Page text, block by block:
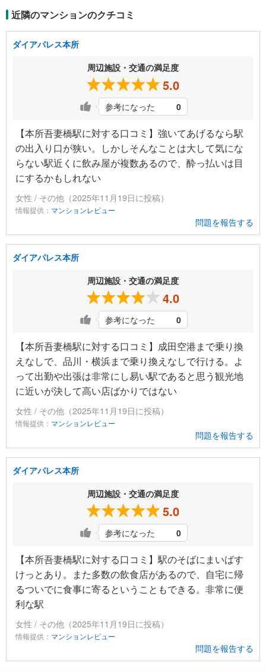
近隣のマンションのクチコミ
ダイアパレス本所
周辺施設・交通の満足度
5.0
参考になった 0
【本所吾妻橋駅に対する口コミ】強いてあげるなら駅
の出入り口が狭い。しかしそんなことは大して気にな
らない駅近くに飲み屋が複数あるので、酔っ払いは目
にするかもしれない
女性 / その他（2025年11月19日に投稿）
情報提供： マンションレビュー
問題を報告する
ダイアパレス本所
周辺施設・交通の満足度
4.0
参考になった 0
【本所吾妻橋駅に対する口コミ】成田空港まで乗り換
えなしで、品川・横浜まで乗り換えなしで行ける。よ
って出勤や出張は非常にし易い駅であると思う観光地
に近いが決して高い店ばかりではない
女性 / その他（2025年11月19日に投稿）
情報提供： マンションレビュー
問題を報告する
ダイアパレス本所
周辺施設・交通の満足度
5.0
参考になった 0
【本所吾妻橋駅に対する口コミ】駅のそばにまいばす
けっとあり。また多数の飲食店があるので、自宅に帰
るついでに食事に寄るということもできる。非常に便
利な駅
女性 / その他（2025年11月19日に投稿）
情報提供： マンションレビュー
問題を報告する